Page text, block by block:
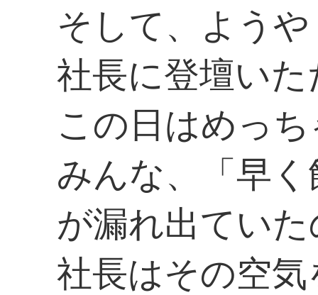
そして、よう
社長に登壇い
この日はめっ
みんな、「早
が漏れ出てい
社長はその空